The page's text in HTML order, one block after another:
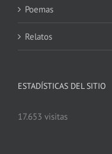
Poemas
Relatos
ESTADÍSTICAS DEL SITIO
17.653 visitas